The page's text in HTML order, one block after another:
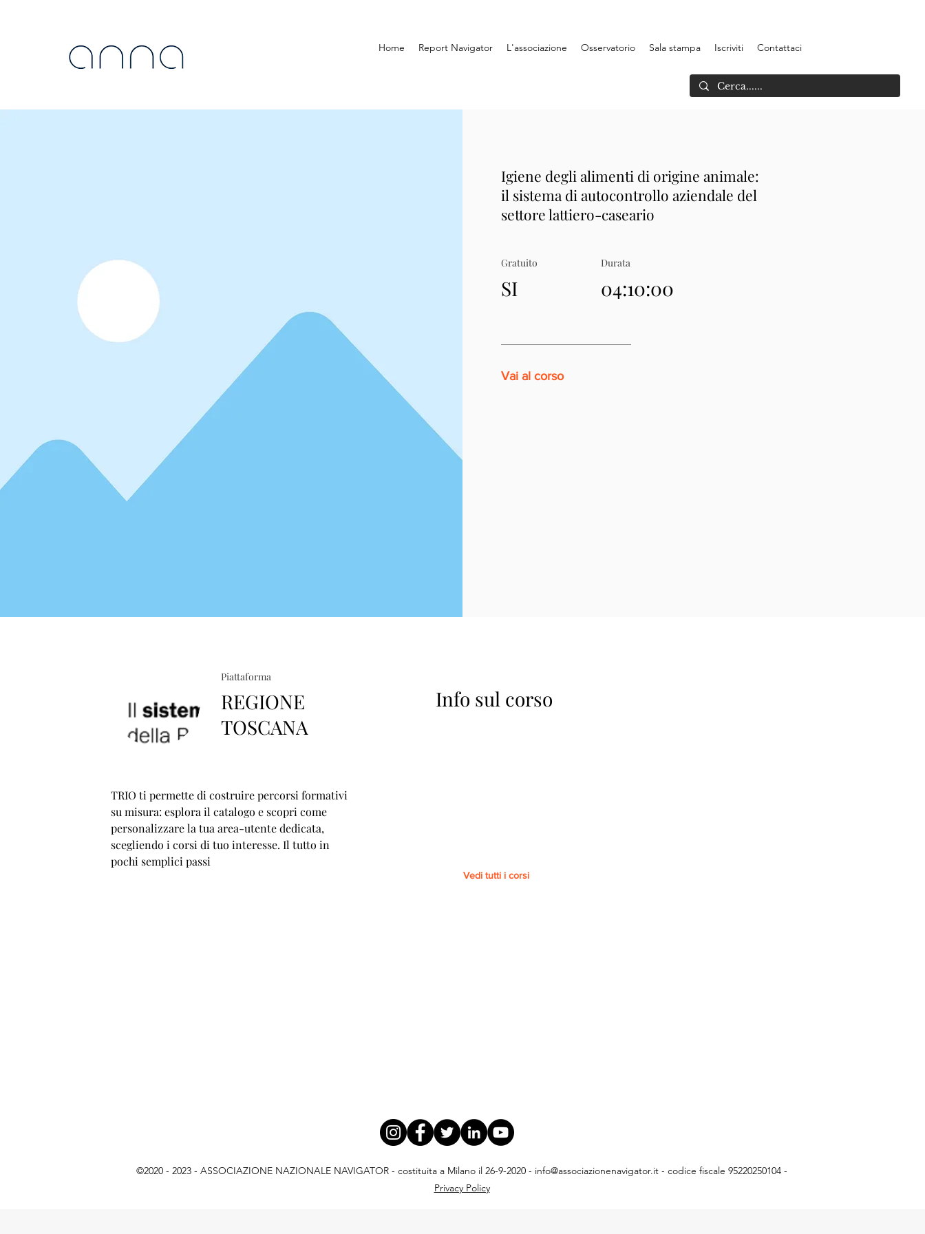
Home Report Navigator L'associazione Osservatorio Sala stampa Iscriviti Contattaci
Igiene degli alimenti di origine animale:
il sistema di autocontrollo aziendale del
settore lattiero-caseario
Gratuito
SI
Durata
04:10:00
Vai al corso
Piattaforma
REGIONE
TOSCANA
TRIO ti permette di costruire percorsi formativi
su misura: esplora il catalogo e scopri come
personalizzare la tua area-utente dedicata,
scegliendo i corsi di tuo interesse. Il tutto in
pochi semplici passi
Info sul corso
Vedi tutti i corsi
©2020 - 2023 - ASSOCIAZIONE NAZIONALE NAVIGATOR - costituita a Milano il 26-9-2020 - info@associazionenavigator.it - codice fiscale 95220250104 -
Privacy Policy